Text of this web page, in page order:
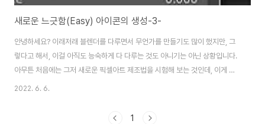
새로운 느긋함(Easy) 아이콘의 생성-3-
안녕하세요? 이래저래 블렌더를 다루면서 무언가를 만들기도 많이 했지만, 그
렇다고 해서, 이걸 아직도 능숙하게 다 다루는 것도 아니기는 아닌 상황입니다.
아무튼 처음에는 그저 새로운 픽셀아트 제조법을 시험해 보는 것인데, 이게 어
쩌다가 다른 블렌더 기법과 겹치면서 무언가 이상한 것으로 흐르기 시작했습니
shift키를 누른 상태에서 principled BSDF를 클릭해야 하는데, 그걸 하지 않
2022. 6. 6.
1